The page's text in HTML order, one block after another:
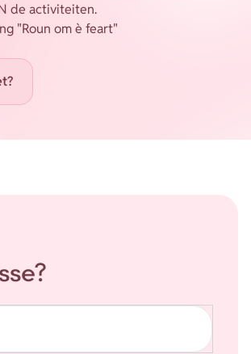
de activiteiten.
"Roun om è feart"